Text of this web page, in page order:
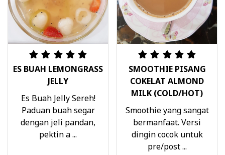
ES BUAH LEMONGRASS
JELLY
Es Buah Jelly Sereh!
Paduan buah segar
dengan jeli pandan,
pektin a ...
SMOOTHIE PISANG
COKELAT ALMOND
MILK (COLD/HOT)
Smoothie yang sangat
bermanfaat. Versi
dingin cocok untuk
pre/post ...